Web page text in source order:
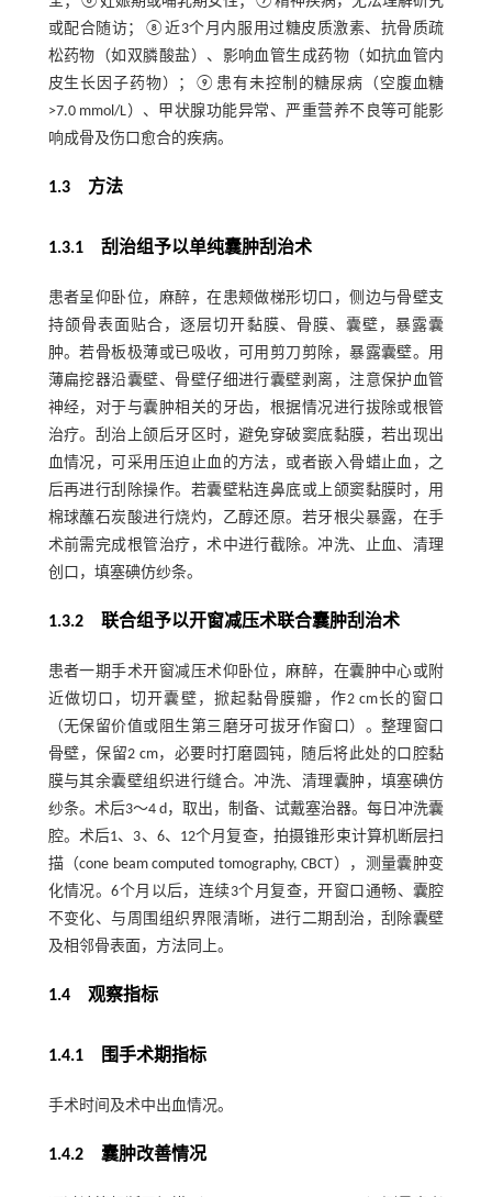
或配合随访；⑧近3个月内服用过糖皮质激素、抗骨质疏
松药物（如双膦酸盐）、影响血管生成药物（如抗血管内
皮生长因子药物）；⑨患有未控制的糖尿病（空腹血糖
>7.0 mmol/L）、甲状腺功能异常、严重营养不良等可能影
响成骨及伤口愈合的疾病。
1.3 方法
1.3.1 刮治组予以单纯囊肿刮治术
患者呈仰卧位，麻醉，在患颊做梯形切口，侧边与骨壁支
持颌骨表面贴合，逐层切开黏膜、骨膜、囊壁，暴露囊
肿。若骨板极薄或已吸收，可用剪刀剪除，暴露囊壁。用
薄扁挖器沿囊壁、骨壁仔细进行囊壁剥离，注意保护血管
神经，对于与囊肿相关的牙齿，根据情况进行拔除或根管
治疗。刮治上颌后牙区时，避免穿破窦底黏膜，若出现出
血情况，可采用压迫止血的方法，或者嵌入骨蜡止血，之
后再进行刮除操作。若囊壁粘连鼻底或上颌窦黏膜时，用
棉球蘸石炭酸进行烧灼，乙醇还原。若牙根尖暴露，在手
术前需完成根管治疗，术中进行截除。冲洗、止血、清理
创口，填塞碘仿纱条。
1.3.2 联合组予以开窗减压术联合囊肿刮治术
患者一期手术开窗减压术仰卧位，麻醉，在囊肿中心或附
近做切口，切开囊壁，掀起黏骨膜瓣，作2 cm长的窗口
（无保留价值或阻生第三磨牙可拔牙作窗口）。整理窗口
骨壁，保留2 cm，必要时打磨圆钝，随后将此处的口腔黏
膜与其余囊壁组织进行缝合。冲洗、清理囊肿，填塞碘仿
纱条。术后3～4 d，取出，制备、试戴塞治器。每日冲洗囊
腔。术后1、3、6、12个月复查，拍摄锥形束计算机断层扫
描（cone beam computed tomography, CBCT），测量囊肿变
化情况。6个月以后，连续3个月复查，开窗口通畅、囊腔
不变化、与周围组织界限清晰，进行二期刮治，刮除囊壁
及相邻骨表面，方法同上。
1.4 观察指标
1.4.1 围手术期指标
手术时间及术中出血情况。
1.4.2 囊肿改善情况